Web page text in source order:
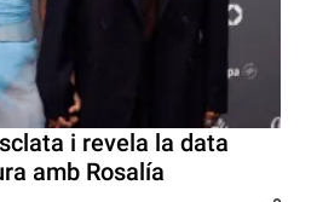
i revela la data
amb Rosalía